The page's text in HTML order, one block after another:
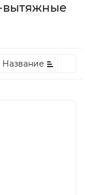
вытяжные
Название